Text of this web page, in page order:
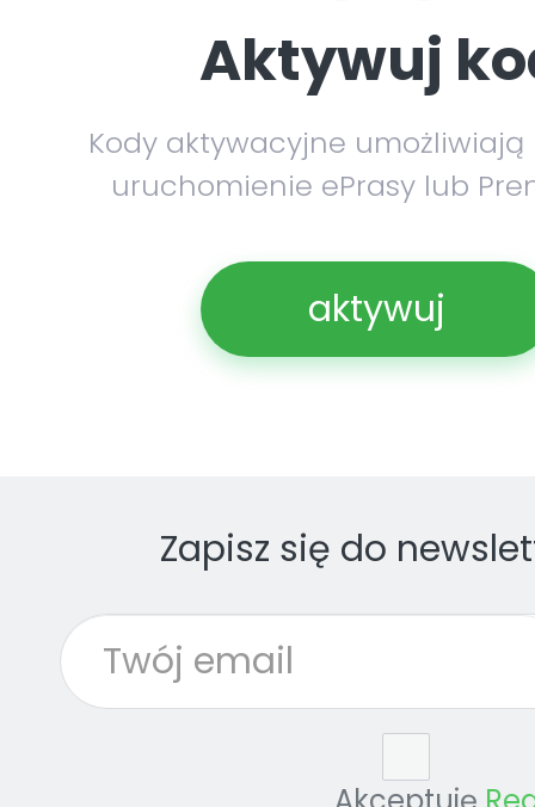
Aktywuj
Kody aktywacyjne umożliwiają
uruchomienie ePrasy lub
aktywuj
Zapisz się do